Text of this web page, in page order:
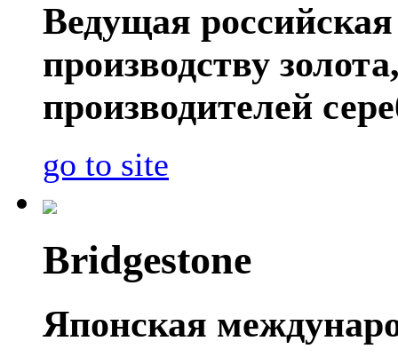
Ведущая
производству
производителей
go to site
Bridgestone
Японская